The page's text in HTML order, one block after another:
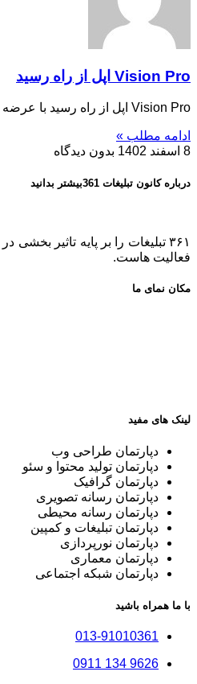
Vision Pro اپل از راه رسید
Vision Pro اپل از راه رسید با عرضه Vision Pro، بسیاری از مصرف‌کنندگان مشتاقانه منتظر تجربه هدست AR/VR اپل و
ادامه مطلب »
8 اسفند 1402
بدون دیدگاه
درباره کانون تبلیغات 361بیشتر بدانید
فعالیت هاست.
مکان نمای ما
لینک های مفید
دپارتمان طراحی وب
دپارتمان تولید محتوا و سئو
دپارتمان گرافیک
دپارتمان رسانه تصویری
دپارتمان رسانه محیطی
دپارتمان تبلیغات و کمپین
دپارتمان نورپردازی
دپارتمان معماری
دپارتمان شبکه اجتماعی
با ما همراه باشید
013-91010361
9626 134 0911